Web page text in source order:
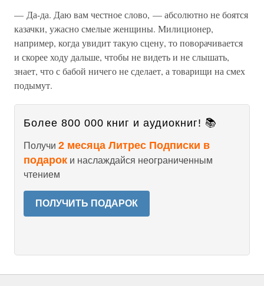
— Да-да. Даю вам честное слово, — абсолютно не боятся
казачки, ужасно смелые женщины. Милиционер,
например, когда увидит такую сцену, то поворачивается
и скорее ходу дальше, чтобы не видеть и не слышать,
знает, что с бабой ничего не сделает, а товарищи на смех
подымут.
Более 800 000 книг и аудиокниг! 📚
Получи 2 месяца Литрес Подписки в
подарок и наслаждайся неограниченным
чтением
ПОЛУЧИТЬ ПОДАРОК